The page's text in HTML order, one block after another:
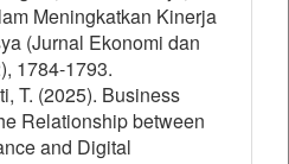
Meningkatkan Kinerja
(Jurnal Ekonomi dan
1784-1793.
T. (2025). Business
Relationship between
and Digital